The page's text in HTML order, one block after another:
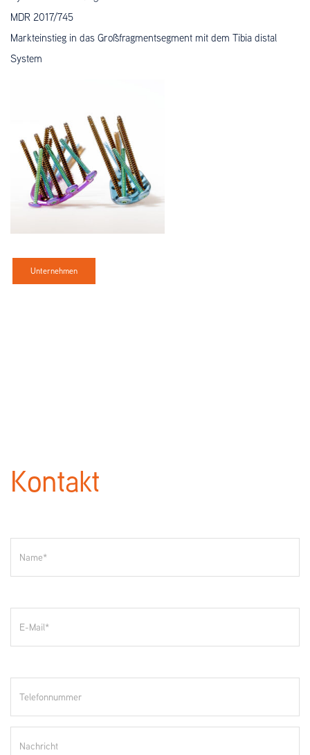
MDR 2017/745
Markteinstieg in das Großfragmentsegment mit dem Tibia distal
System
Unternehmen
Kontakt